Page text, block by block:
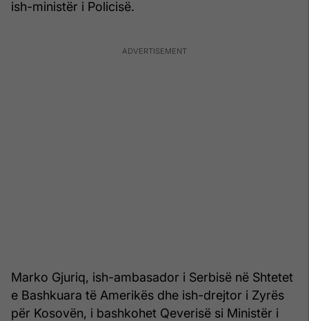
ish-ministër i Policisë.
Marko Gjuriq, ish-ambasador i Serbisë në Shtetet
e Bashkuara të Amerikës dhe ish-drejtor i Zyrës
për Kosovën, i bashkohet Qeverisë si Ministër i